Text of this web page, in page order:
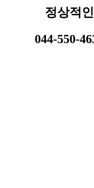
정상적
044-550-